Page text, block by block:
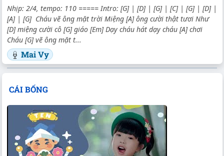
Nhịp: 2/4, tempo: 110 ===== Intro: [G] | [D] | [G] | [C] | [G] | [D] |
[A] | [G] Cháu vẽ ông mặt trời Miệng [A] ông cười thật tươi Như
[D] miệng cười cô [G] giáo [Em] Dạy cháu hát dạy cháu [A] chơi
Cháu [G] vẽ ông mặt t...
Mai Vy
CÁI BỐNG